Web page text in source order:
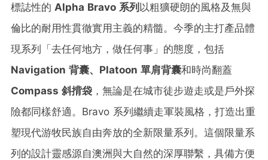
標誌性的 Alpha Bravo 系列 以粗獷硬朗的風格及無與
倫比的耐用性貫徹實用主義的精髓。今季的主打產品體
現系列「去任何地方，做任何事」的態度，包括
Navigation 背囊、 Platoon 單肩背囊和時尚翻蓋
Compass 斜揹袋 ，無論是在城市徒步遊走或是戶外探
險都同樣舒適。Bravo 系列繼續走軍裝風格，打造出重
塑現代游牧民族自由奔放的全新限量系列。這個限量系
列的設計靈感源自澳洲與大自然的深厚聯繫，具備方便